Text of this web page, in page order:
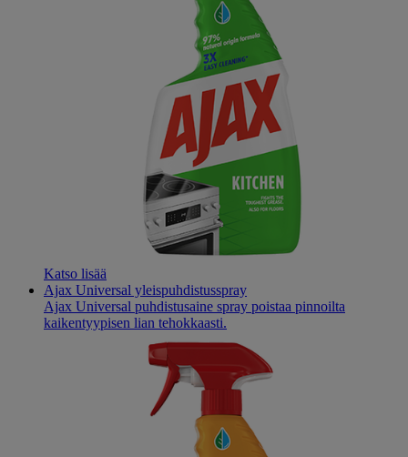
Katso lisää
Ajax Universal yleispuhdistusspray
Ajax Universal puhdistusaine spray poistaa pinnoilta
kaikentyypisen lian tehokkaasti.